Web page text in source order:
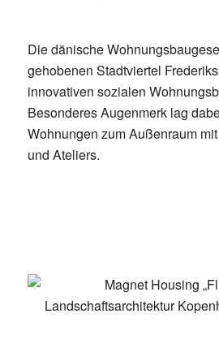
Die dänische
gehobenen Stadtviertel
innovativen sozialen
Besonderes Augenmerk lag
Wohnungen zum Außenraum
und Ateliers.